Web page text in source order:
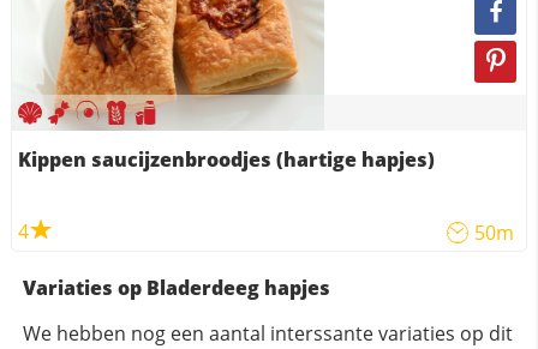
Kippen saucijzenbroodjes (hartige hapjes)
4 50m
Variaties op Bladerdeeg hapjes
We hebben nog een aantal interssante variaties op dit